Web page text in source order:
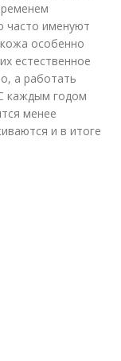
часто именуют
особенно
естественное
а работать
каждым годом
менее
и в итоге